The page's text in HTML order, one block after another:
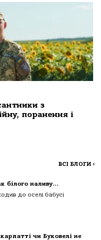
з
поранення і
ВСІ БЛОГИ >
білого наливу…
до оселі бабусі
чи Буковелі не